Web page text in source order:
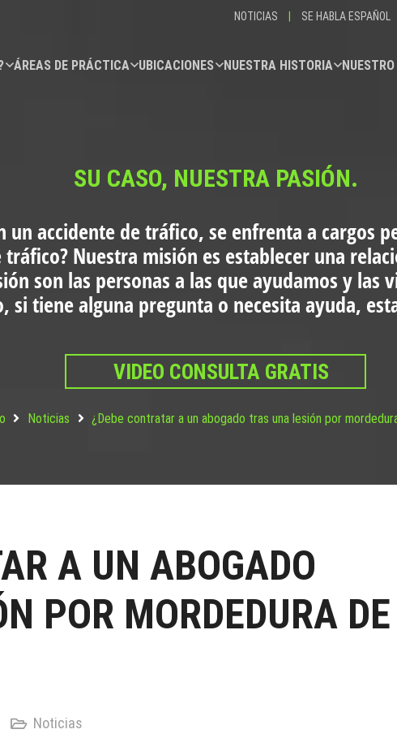
NOTICIAS | SE HABLA ESPAÑOL
ÁREAS DE PRÁCTICA UBICACIONES NUESTRA HISTORIA
SU CASO, NUESTRA PASIÓN.
un accidente de tráfico, se enfrenta a cargos
tráfico?Nuestra misión es establecer una
son las personas a las que ayudamos y las
si tiene alguna pregunta o necesita ayuda,
VIDEO CONSULTA GRATIS
Noticias ¿Debe contratar a un abogado tras una lesión por
A UN ABOGADO
POR MORDEDURA DE
Noticias